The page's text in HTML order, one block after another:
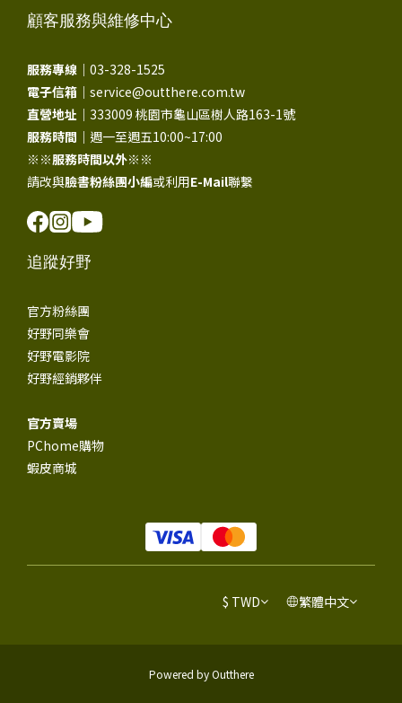
顧客服務與維修中心
服務專線｜ 03-328-1525
電子信箱｜ service@outthere.com.tw
直營地址｜ 333009 桃園市龜山區樹人路163-1號
服務時間｜ 週一至週五10:00~17:00
※※服務時間以外※※
請改與臉書粉絲團小編或利用E-Mail聯繫
追蹤好野
官方粉絲團
好野同樂會
好野電影院
好野經銷夥伴
官方賣場
PChome購物
蝦皮商城
$ TWD 繁體中文
Powered by Outthere